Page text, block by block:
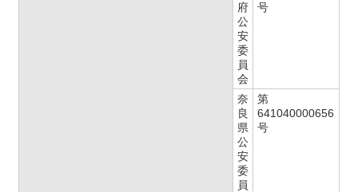
府
公
安
委
員
会
号
奈
良
県
公
安
委
員
第
641040000656
号